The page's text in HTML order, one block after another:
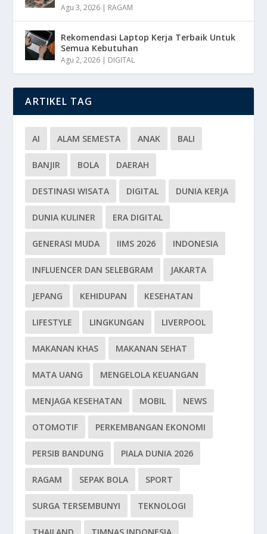
Agu 3, 2026 | RAGAM
Rekomendasi Laptop Kerja Terbaik Untuk
Semua Kebutuhan
Agu 2, 2026 | DIGITAL
ARTIKEL TAG
AI ALAM SEMESTA ANAK BALI
BANJIR BOLA DAERAH
DESTINASI WISATA DIGITAL DUNIA KERJA
DUNIA KULINER ERA DIGITAL
GENERASI MUDA IIMS 2026 INDONESIA
INFLUENCER DAN SELEBGRAM JAKARTA
JEPANG KEHIDUPAN KESEHATAN
LIFESTYLE LINGKUNGAN LIVERPOOL
MAKANAN KHAS MAKANAN SEHAT
MATA UANG MENGELOLA KEUANGAN
MENJAGA KESEHATAN MOBIL NEWS
OTOMOTIF PERKEMBANGAN EKONOMI
PERSIB BANDUNG PIALA DUNIA 2026
RAGAM SEPAK BOLA SPORT
SURGA TERSEMBUNYI TEKNOLOGI
THAILAND TIMNAS INDONESIA